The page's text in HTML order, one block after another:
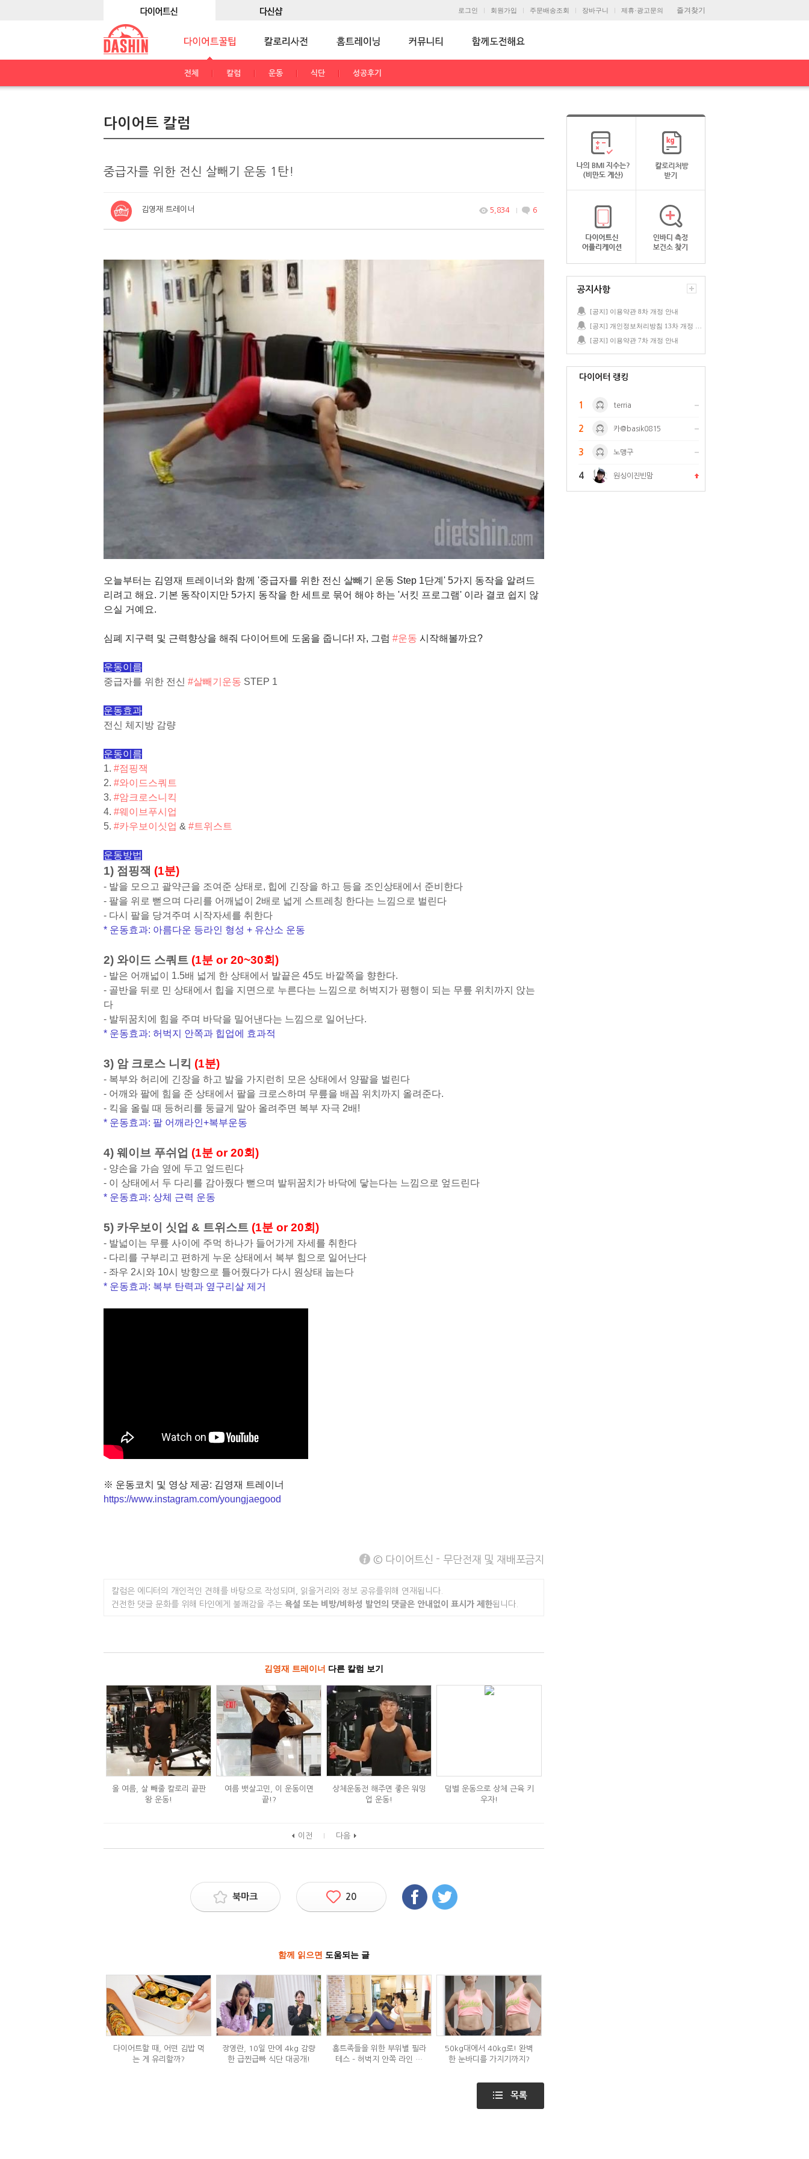
즐겨찾기
로그인 회원가입 주문배송조회 장바구니 제휴·광고문의
전체 칼럼 운동 식단 성공후기
다이어트 칼럼
중급자를 위한 전신 살빼기 운동 1탄!
김영재 트레이너 5,834 6
오늘부터는 김영재 트레이너와 함께 '중급자를 위한 전신 살빼기 운동 Step 1단계' 5가지 동작을 알려드
리려고 해요. 기본 동작이지만 5가지 동작을 한 세트로 묶어 해야 하는 '서킷 프로그램' 이라 결코 쉽지 않
으실 거예요.
심폐 지구력 및 근력향상을 해줘 다이어트에 도움을 줍니다! 자, 그럼 #운동 시작해볼까요?
운동이름
중급자를 위한 전신 #살빼기운동 STEP 1
운동효과
전신 체지방 감량
운동이름
1. #점핑잭
2. #와이드스쿼트
3. #암크로스니킥
4. #웨이브푸시업
5. #카우보이싯업 & #트위스트
운동방법
1) 점핑잭 (1분)
- 발을 모으고 괄약근을 조여준 상태로, 힙에 긴장을 하고 등을 조인상태에서 준비한다
- 팔을 위로 뻗으며 다리를 어깨넓이 2배로 넓게 스트레칭 한다는 느낌으로 벌린다
- 다시 팔을 당겨주며 시작자세를 취한다
* 운동효과: 아름다운 등라인 형성 + 유산소 운동
2) 와이드 스쿼트 (1분 or 20~30회)
- 발은 어깨넓이 1.5배 넓게 한 상태에서 발끝은 45도 바깥쪽을 향한다.
- 골반을 뒤로 민 상태에서 힙을 지면으로 누른다는 느낌으로 허벅지가 평행이 되는 무릎 위치까지 앉는
다
- 발뒤꿈치에 힘을 주며 바닥을 밀어낸다는 느낌으로 일어난다.
* 운동효과: 허벅지 안쪽과 힙업에 효과적
3) 암 크로스 니킥 (1분)
- 복부와 허리에 긴장을 하고 발을 가지런히 모은 상태에서 양팔을 벌린다
- 어깨와 팔에 힘을 준 상태에서 팔을 크로스하며 무릎을 배꼽 위치까지 올려준다.
- 킥을 올릴 때 등허리를 둥글게 말아 올려주면 복부 자극 2배!
* 운동효과: 팔 어깨라인+복부운동
4) 웨이브 푸쉬업 (1분 or 20회)
- 양손을 가슴 옆에 두고 엎드린다
- 이 상태에서 두 다리를 감아줬다 뻗으며 발뒤꿈치가 바닥에 닿는다는 느낌으로 엎드린다
* 운동효과: 상체 근력 운동
5) 카우보이 싯업 & 트위스트 (1분 or 20회)
- 발넓이는 무릎 사이에 주먹 하나가 들어가게 자세를 취한다
- 다리를 구부리고 편하게 누운 상태에서 복부 힘으로 일어난다
- 좌우 2시와 10시 방향으로 틀어줬다가 다시 원상태 눕는다
* 운동효과: 복부 탄력과 옆구리살 제거
※ 운동코치 및 영상 제공: 김영재 트레이너
https://www.instagram.com/youngjaegood
© 다이어트신 - 무단전재 및 재배포금지
칼럼은 에디터의 개인적인 견해를 바탕으로 작성되며, 읽을거리와 정보 공유를위해 연재됩니다.
건전한 댓글 문화를 위해 타인에게 불쾌감을 주는 욕설 또는 비방/비하성 발언의 댓글은 안내없이 표시가 제한됩니다.
김영재 트레이너 다른 칼럼 보기
올 여름, 살 빼줄 칼로리 끝판
왕 운동!
여름 뱃살고민, 이 운동이면
끝!?
상체운동전 해주면 좋은 워밍
업 운동!
덤벨 운동으로 상체 근육 키
우자!
이전 다음
북마크 20
함께 읽으면 도움되는 글
다이어트할 때, 어떤 김밥 먹
는 게 유리할까?
장영란, 10일 만에 4kg 감량
한 급찐급빠 식단 대공개!
홈트족들을 위한 부위별 필라
테스 – 허벅지 안쪽 라인 만
50kg대에서 40kg로! 완벽
한 눈바디를 가지기까지?
공지사항
[공지] 이용약관 8차 개정 안내
[공지] 이용약관 7차 개정 안내
다이어터 랭킹
1 terria
2 카@basik0815
3 노맹구
4 원싱이진빈맘